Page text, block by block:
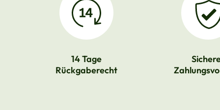
14 Tage
Rückgaberecht